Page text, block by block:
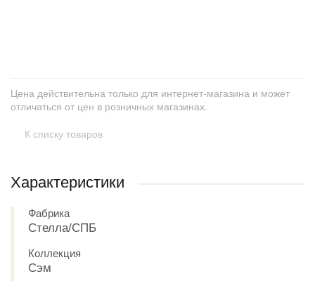
Цена действительна только для интернет-магазина и может
отличаться от цен в розничных магазинах.
К списку товаров
Характеристики
Фабрика
Стелла/СПБ
Коллекция
Сэм